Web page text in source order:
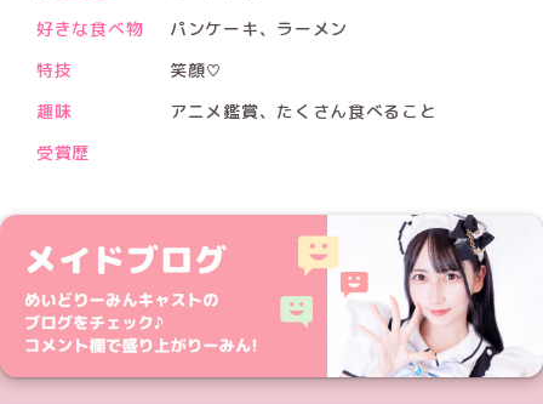
好きな食べ物
パンケーキ、ラーメン
特技
笑顔♡
趣味
アニメ鑑賞、たくさん食べること
受賞歴